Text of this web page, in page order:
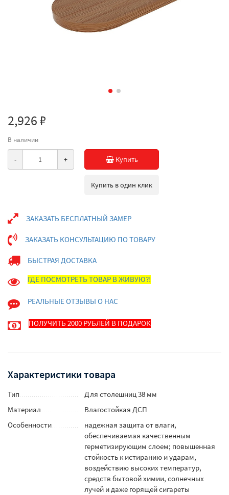
2,926 ₽
В наличии
- + Купить
Купить в один клик
ЗАКАЗАТЬ БЕСПЛАТНЫЙ ЗАМЕР
ЗАКАЗАТЬ КОНСУЛЬТАЦИЮ ПО ТОВАРУ
БЫСТРАЯ ДОСТАВКА
ГДЕ ПОСМОТРЕТЬ ТОВАР В ЖИВУЮ?!
РЕАЛЬНЫЕ ОТЗЫВЫ О НАС
ПОЛУЧИТЬ 2000 РУБЛЕЙ В ПОДАРОК
Характеристики товара
Тип
Для столешниц 38 мм
Материал
Влагостойкая ДСП
Особенности
надежная защита от влаги,
обеспечиваемая качественным
герметизирующим слоем; повышенная
стойкость к истиранию и ударам,
воздействию высоких температур,
средств бытовой химии, солнечных
лучей и даже горящей сигареты